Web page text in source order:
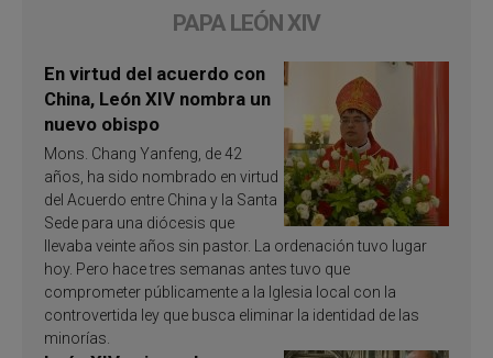
PAPA LEÓN XIV
En virtud del acuerdo con
China, León XIV nombra un
nuevo obispo
Mons. Chang Yanfeng, de 42
años, ha sido nombrado en virtud
del Acuerdo entre China y la Santa
Sede para una diócesis que
llevaba veinte años sin pastor. La ordenación tuvo lugar
hoy. Pero hace tres semanas antes tuvo que
comprometer públicamente a la Iglesia local con la
controvertida ley que busca eliminar la identidad de las
minorías.